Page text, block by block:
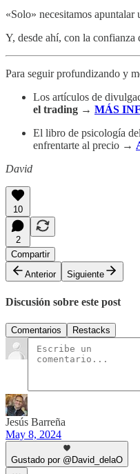
«Solo» necesitamos
Y, desde ahí, con la confianza
Para seguir profundizando y
Los artículos de
el trading → MÁS
El libro de psicología
enfrentarte al precio →
David
10
2
Compartir
Anterior
Siguiente
Discusión sobre este post
Comentarios Restacks
Jesús Barreña
May 8, 2024
Gustado por @David_delaO